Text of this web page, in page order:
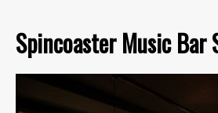
Spincoaster Music Bar